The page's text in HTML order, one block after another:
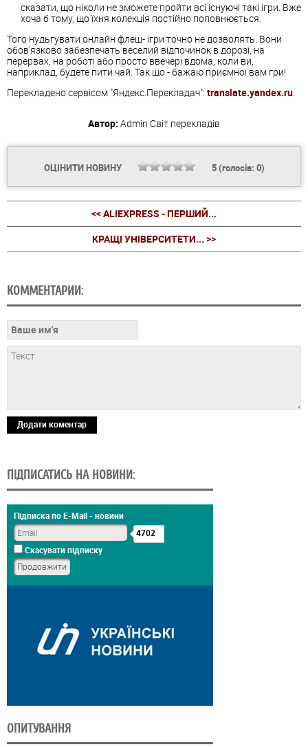
сказати, що ніколи не зможете пройти всі існуючі такі ігри. Вже
хоча б тому, що їхня колекція постійно поповнюється.
Того нудьгувати онлайн флеш- ігри точно не дозволять. Вони
обов'язково забезпечать веселий відпочинок в дорозі, на
перервах, на роботі або просто ввечері вдома, коли ви,
наприклад, будете пити чай. Так що - бажаю приємної вам гри!
Перекладено сервісом "Яндекс.Перекладач": translate.yandex.ru.
Автор: Admin Світ перекладів
ОЦІНИТИ НОВИНУ 5(голосів: 0)
<< ALIEXPRESS - ПЕРШИЙ...
КРАЩІ УНІВЕРСИТЕТИ... >>
КОММЕНТАРИИ:
Додати коментар
ПІДПИСАТИСЬ НА НОВИНИ:
Підписка по E-Mail - новини
4702
Скасувати підписку
ОПИТУВАННЯ